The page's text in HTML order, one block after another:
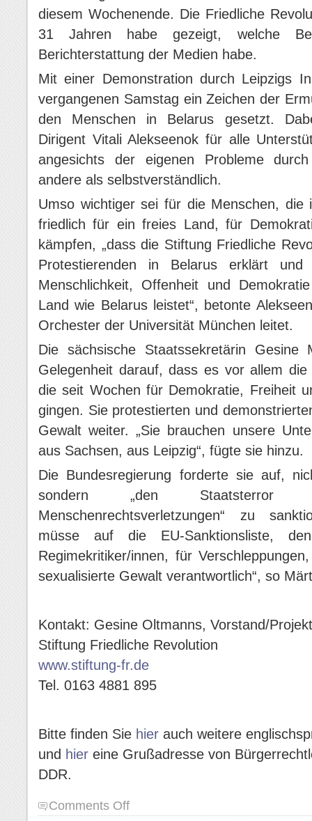
diesem Wochenende. Die Friedliche
31 Jahren habe gezeigt, welche
Berichterstattung der Medien habe.
Mit einer Demonstration durch Leipzigs
vergangenen Samstag ein Zeichen der
den Menschen in Belarus gesetzt.
Dirigent Vitali Alekseenok für alle
angesichts der eigenen Probleme
andere als selbstverständlich.
Umso wichtiger sei für die Menschen, die
friedlich für ein freies Land, für
kämpfen, „dass die Stiftung Friedliche
Protestierenden in Belarus erklärt
Menschlichkeit, Offenheit und
Land wie Belarus leistet“, betonte
Orchester der Universität München leitet.
Die sächsische Staatssekretärin Gesine
Gelegenheit darauf, dass es vor allem
die seit Wochen für Demokratie, Freiheit
gingen. Sie protestierten und
Gewalt weiter. „Sie brauchen unsere
aus Sachsen, aus Leipzig“, fügte sie hinzu.
Die Bundesregierung forderte sie auf,
sondern „den
Menschenrechtsverletzungen“ zu
müsse auf die EU-Sanktionsliste,
Regimekritiker/innen, für
sexualisierte Gewalt verantwortlich“, so
Kontakt: Gesine Oltmanns, Vorstand/
Stiftung Friedliche Revolution
www.stiftung-fr.de
Tel. 0163 4881 895
Bitte finden Sie hier auch weitere
und hier eine Grußadresse von
DDR.
Comments Offon
From